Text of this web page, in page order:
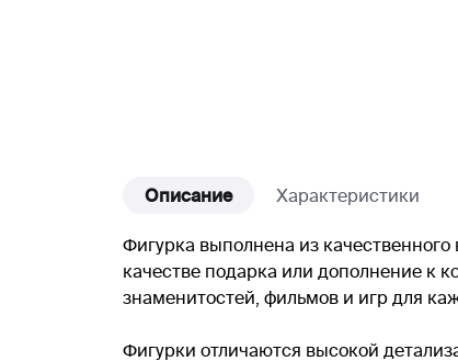
Описание Характеристики
Фигурка выполнена из
качестве подарка или дополнение к
знаменитостей, фильмов и игр для
Фигурки отличаются высокой